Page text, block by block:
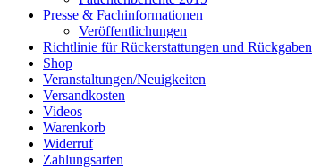
Presse & Fachinformationen
Veröffentlichungen
Richtlinie für Rückerstattungen und Rückgaben
Shop
Veranstaltungen/Neuigkeiten
Versandkosten
Videos
Warenkorb
Widerruf
Zahlungsarten